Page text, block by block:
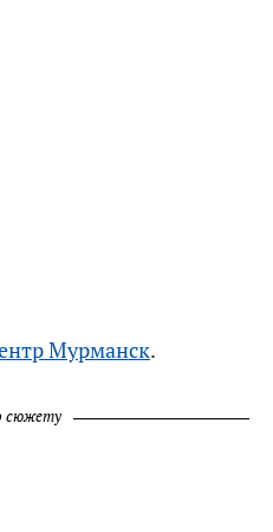
Мурманск.
сюжету